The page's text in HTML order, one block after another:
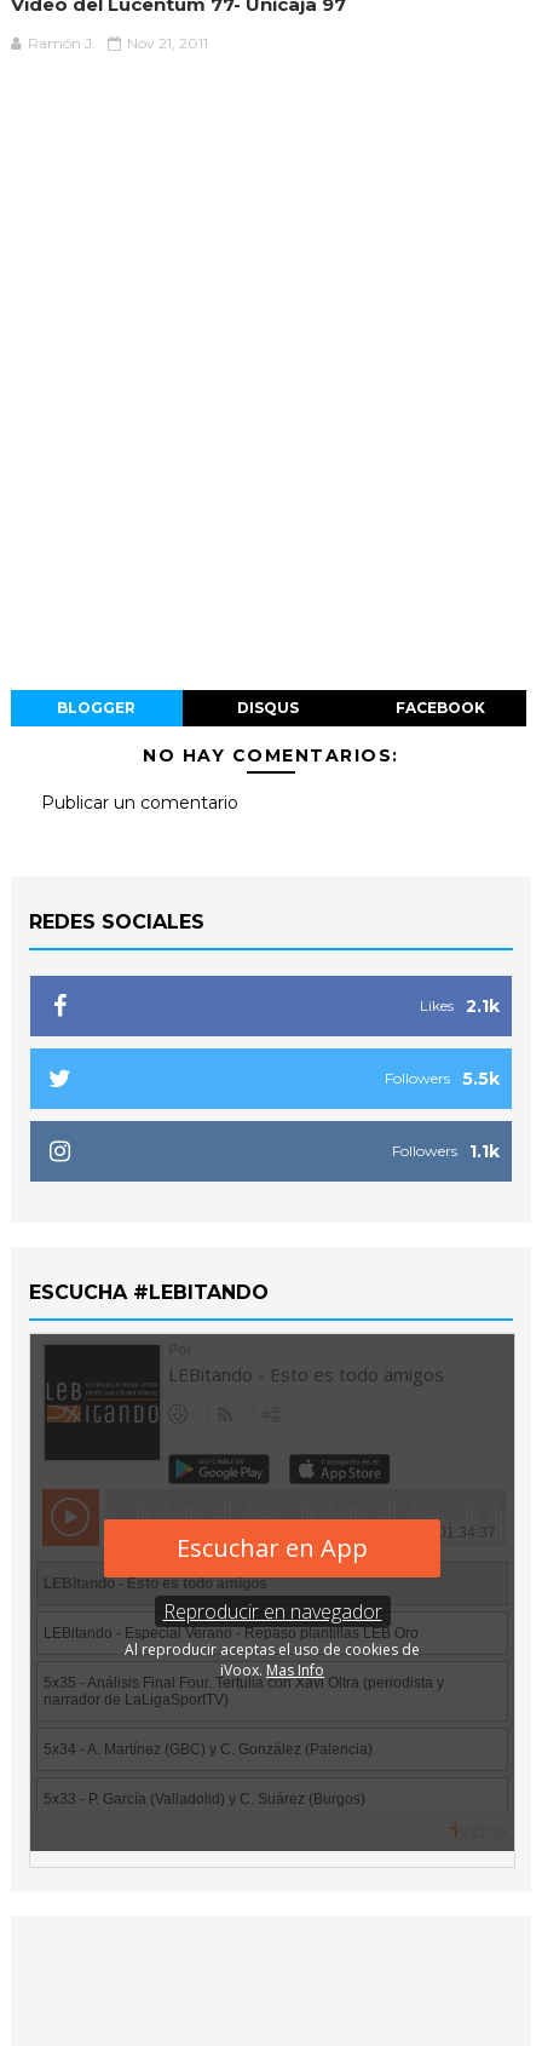
Ramón J. Nov 21, 2011
BLOGGER DISQUS FACEBOOK
NO HAY COMENTARIOS:
Publicar un comentario
REDES SOCIALES
2.1k
Likes
5.5k
Followers
1.1k
Followers
ESCUCHA #LEBITANDO